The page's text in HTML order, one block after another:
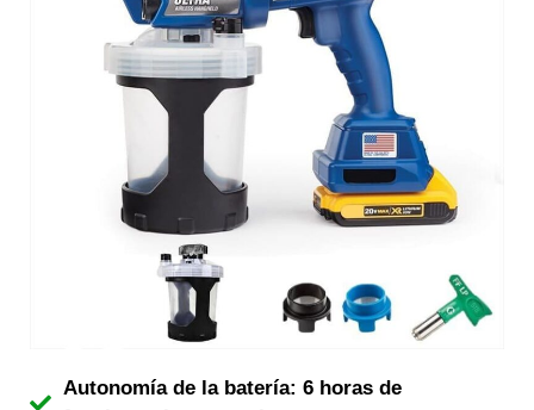
Autonomía de la batería: 6 horas de